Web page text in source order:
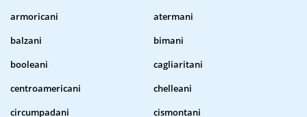
armoricani
atermani
balzani
bimani
booleani
cagliaritani
centroamericani
chelleani
circumpadani
cismontani